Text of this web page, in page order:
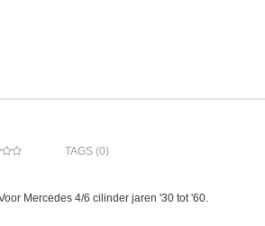
TAGS (0)
Mercedes 4/6 cilinder jaren '30 tot '60.